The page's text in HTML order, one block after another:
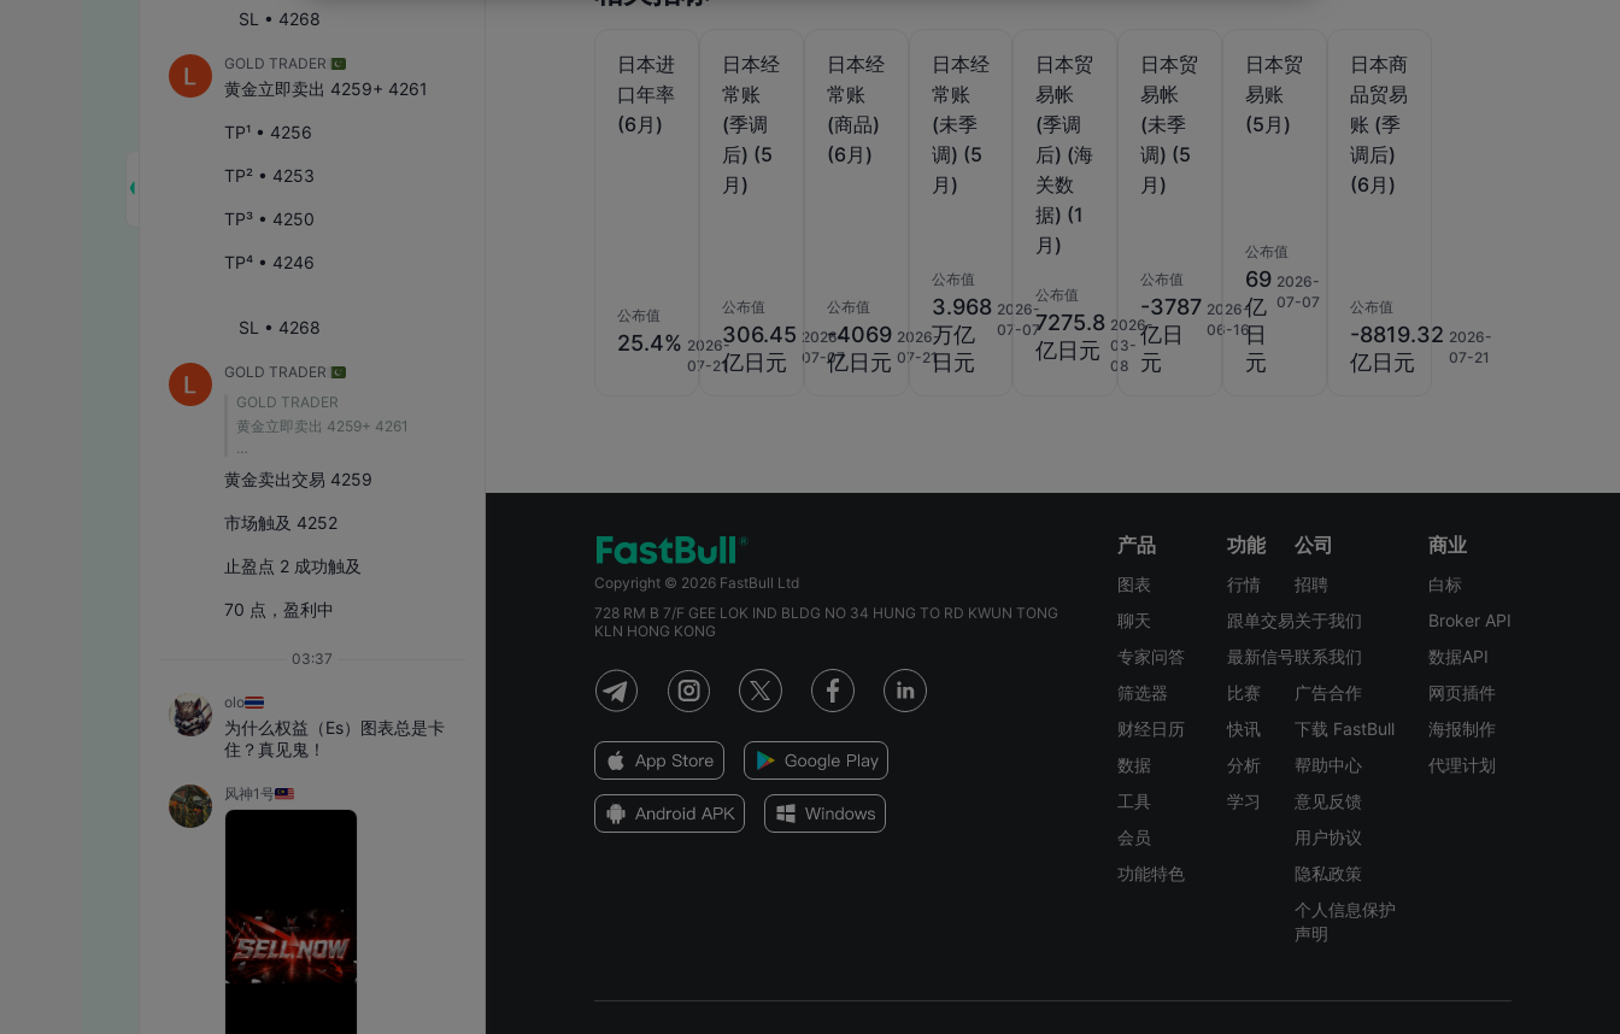
日本进
口年率
(6月)
公布值
25.4% 2026-
07-21
日本经
常账
(季调
后) (5
月)
公布值
306.45
亿日元
2026-
07-07
日本经
常账
(商品)
(6月)
公布值
-4069
亿日元
2026-
07-21
日本经
常账
(未季
调) (5
月)
公布值
3.968
万亿
日元
2026-
07-07
日本贸
易帐
(季调
后) (海
关数
据) (1
月)
公布值
7275.8
亿日元
2026-
03-
08
日本贸
易帐
(未季
调) (5
月)
公布值
-3787
亿日
元
2026-
06-16
日本贸
易账
(5月)
公布值
69
亿
日
元
2026-
07-07
日本商
品贸易
账 (季
调后)
(6月)
公布值
-8819.32
亿日元
2026-
07-21
Copyright © 2026 FastBull Ltd
728 RM B 7/F GEE LOK IND BLDG NO 34 HUNG TO RD KWUN TONG
KLN HONG KONG
产品
图表
聊天
专家问答
筛选器
财经日历
数据
工具
会员
功能特色
功能
行情
跟单交易
最新信号
比赛
快讯
分析
学习
公司
招聘
关于我们
联系我们
广告合作
下载 FastBull
帮助中心
意见反馈
用户协议
隐私政策
个人信息保护
声明
商业
白标
Broker API
数据API
网页插件
海报制作
代理计划